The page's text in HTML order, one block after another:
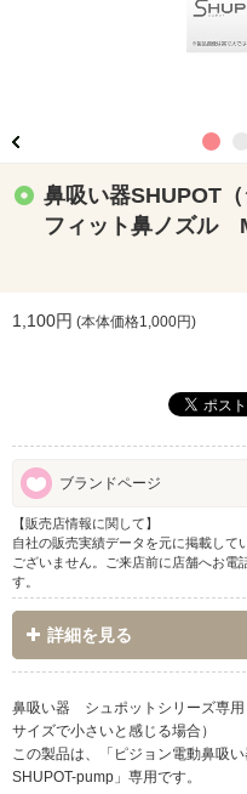
鼻吸い器SHUPOT
フィット鼻ノズル
1,100円 (本体価格1,000円)
ブランドページ
【販売店情報に関して】
自社の販売実績データを元に掲載して
ございません。ご来店前に店舗へお電
す。
詳細を見る
鼻吸い器 シュポットシリーズ専
サイズで小さいと感じる場合）
この製品は、「ピジョン電動鼻吸
SHUPOT-pump」専用です。